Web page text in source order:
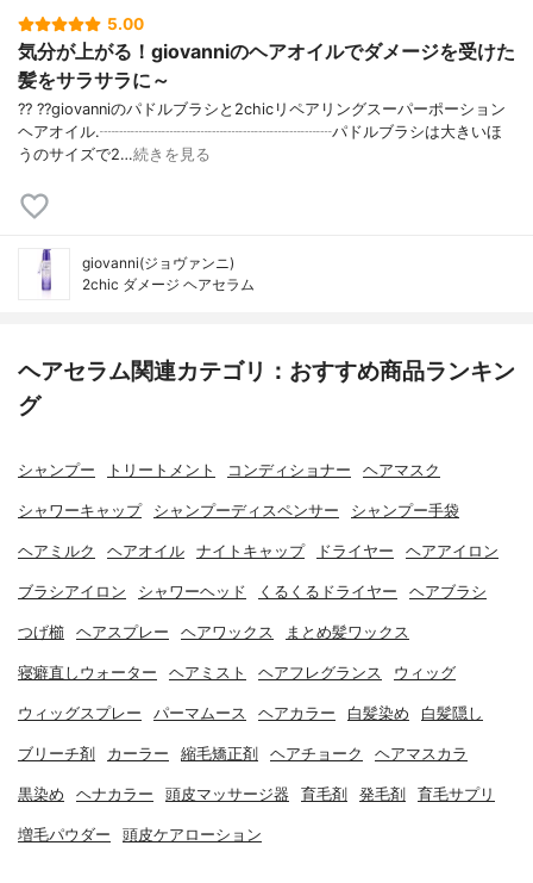
5.00
気分が上がる！giovanniのヘアオイルでダメージを受けた
髪をサラサラに～
?? ??giovanniのパドルブラシと2chicリペアリングスーパーポーション
ヘアオイル.┈┈┈┈┈┈┈┈┈┈┈┈┈┈┈パドルブラシは大きいほ
うのサイズで2…続きを見る
giovanni(ジョヴァンニ)
2chic ダメージ ヘアセラム
ヘアセラム関連カテゴリ：おすすめ商品ランキン
グ
シャンプー トリートメント コンディショナー ヘアマスク
シャワーキャップ シャンプーディスペンサー シャンプー手袋
ヘアミルク ヘアオイル ナイトキャップ ドライヤー ヘアアイロン
ブラシアイロン シャワーヘッド くるくるドライヤー ヘアブラシ
つげ櫛 ヘアスプレー ヘアワックス まとめ髪ワックス
寝癖直しウォーター ヘアミスト ヘアフレグランス ウィッグ
ウィッグスプレー パーマムース ヘアカラー 白髪染め 白髪隠し
ブリーチ剤 カーラー 縮毛矯正剤 ヘアチョーク ヘアマスカラ
黒染め ヘナカラー 頭皮マッサージ器 育毛剤 発毛剤 育毛サプリ
増毛パウダー 頭皮ケアローション